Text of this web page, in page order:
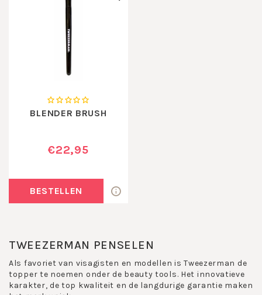
BLENDER BRUSH
€22,95
BESTELLEN
TWEEZERMAN PENSELEN
Als favoriet van visagisten en modellen is Tweezerman de
topper te noemen onder de beauty tools. Het innovatieve
karakter, de top kwaliteit en de langdurige garantie maken